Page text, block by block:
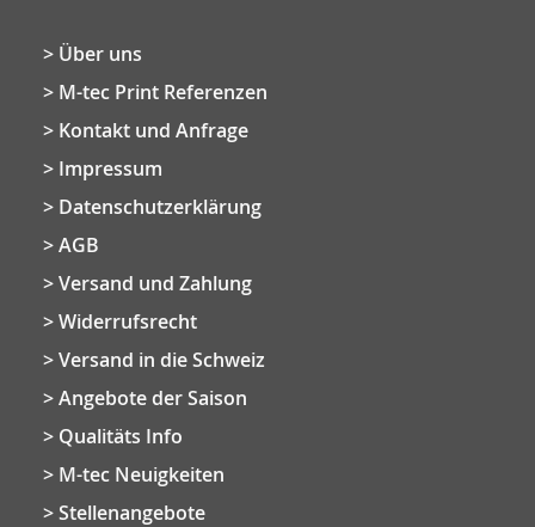
Über uns
M-tec Print Referenzen
Kontakt und Anfrage
Impressum
Datenschutzerklärung
AGB
Versand und Zahlung
Widerrufsrecht
Versand in die Schweiz
Angebote der Saison
Qualitäts Info
M-tec Neuigkeiten
Stellenangebote